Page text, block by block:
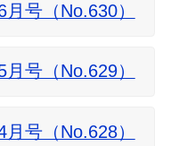
号（No.630）
号（No.629）
号（No.628）